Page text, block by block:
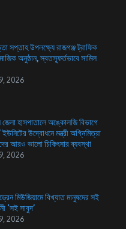
সপ্তাহ উপলক্ষ্যে রাজগঞ্জ ট্রাফিক
অনুষ্ঠান, স্বতস্ফূর্তভাবে সামিল
2026
হাসপাতালে অঙ্কোলজি বিভাগে
ইউনিটের উদ্বোধনে মন্ত্রী অগ্নিমিত্রা
আরও ভালো চিকিৎসার ব্যবস্থা
2026
মিউজিয়ামে বিখ্যাত মানুষদের সই
‘সই সাবুদ’
2026